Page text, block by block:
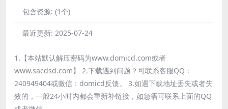
包含资源: (1个)
最近更新: 2025-07-24
1.【本站默认解压密码为www.domicd.com或者
www.sacdsd.com】 2.下载遇到问题？可联系客服QQ：
240949404或微信：domicd反馈。 3.如遇下载地址丢失或者失
效的，一般24小时内都会重新补链接，如急需可联系上面的QQ